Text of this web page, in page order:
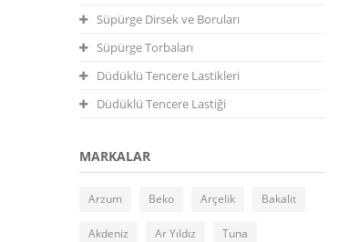
Süpürge Dirsek ve Boruları
Süpürge Torbaları
Düdüklü Tencere Lastikleri
Düdüklü Tencere Lastiği
MARKALAR
Arzum Beko Arçelik Bakalit
Akdeniz Ar Yıldız Tuna